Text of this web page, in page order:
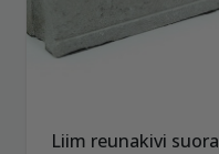
Liim reunakivi suora